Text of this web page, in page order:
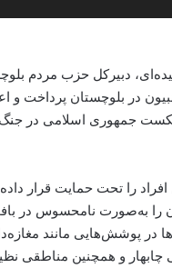
روز سه‌شنبه ۱۱ فروردین ۱۴۰۵، ناصر بلیده‌ای،
در بلوچستان پرداخت و
جمهوری اسلامی در
را تحت حمایت قرار
را به‌صورت نامحسوس در
پوشش‌هایی مانند
و همچنین مناطقی